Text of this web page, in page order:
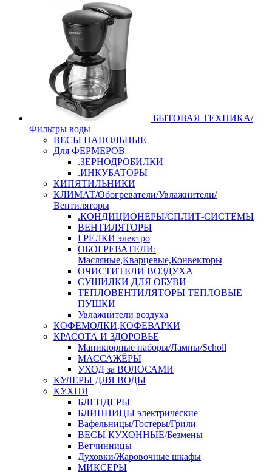
БЫТОВАЯ ТЕХНИКА/
Фильтры воды
ВЕСЫ НАПОЛЬНЫЕ
Для ФЕРМЕРОВ
.ЗЕРНОДРОБИЛКИ
.ИНКУБАТОРЫ
КИПЯТИЛЬНИКИ
КЛИМАТ/Обогреватели/Увлажнители/
Вентиляторы
.КОНДИЦИОНЕРЫ/СПЛИТ-СИСТЕМЫ
ВЕНТИЛЯТОРЫ
ГРЕЛКИ электро
ОБОГРЕВАТЕЛИ:
Масляные,Кварцевые,Конвекторы
ОЧИСТИТЕЛИ ВОЗДУХА
СУШИЛКИ ДЛЯ ОБУВИ
ТЕПЛОВЕНТИЛЯТОРЫ ТЕПЛОВЫЕ
ПУШКИ
Увлажнители воздуха
КОФЕМОЛКИ,КОФЕВАРКИ
КРАСОТА И ЗДОРОВЬЕ
Маникюрные наборы/Лампы/Scholl
МАССАЖЁРЫ
УХОД за ВОЛОСАМИ
КУЛЕРЫ ДЛЯ ВОДЫ
КУХНЯ
БЛЕНДЕРЫ
БЛИННИЦЫ электрические
Вафельницы/Тостеры/Грили
ВЕСЫ КУХОННЫЕ/Безмены
Ветчинницы
Духовки/Жаровочные шкафы
МИКСЕРЫ